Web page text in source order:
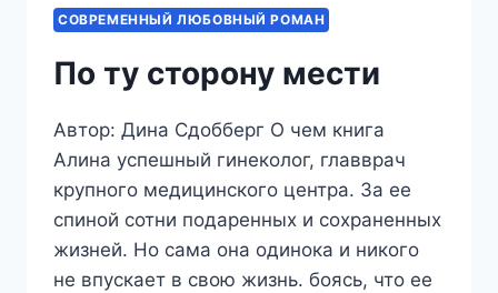
СОВРЕМЕННЫЙ ЛЮБОВНЫЙ РОМАН
По ту сторону мести
Автор: Дина Сдобберг О чем книга
Алина успешный гинеколог, главврач
крупного медицинского центра. За ее
спиной сотни подаренных и сохраненных
жизней. Но сама она одинока и никого
не впускает в свою жизнь. боясь, что ее